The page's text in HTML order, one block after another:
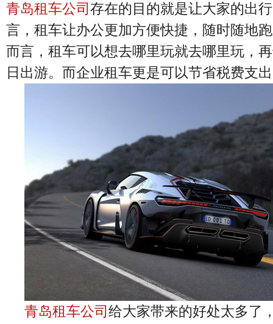
青岛租车公司存在的目的就是让大家的出
言，租车让办公更加方便快捷，随时随地
而言，租车可以想去哪里玩就去哪里玩，
日出游。而企业租车更是可以节省税费支
青岛租车公司给大家带来的好处太多了